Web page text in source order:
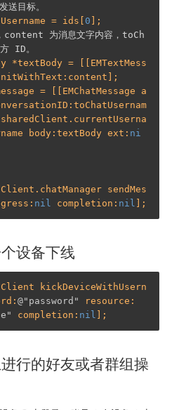
目标。
= ids[ 0
content 为消息文字内容，toCh
ID。
*textBody = [[EMTextMess
= [[EMChatMessage a
body:textBody ext: ni
sendMes
nil completion: nil
设备下线
kickDeviceWithUsern
@"password"
resource:
completion: nil
行的好友或者群组操